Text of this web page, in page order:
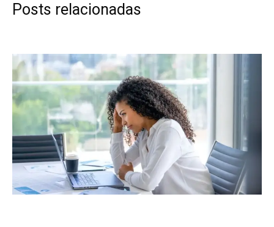
Posts relacionadas